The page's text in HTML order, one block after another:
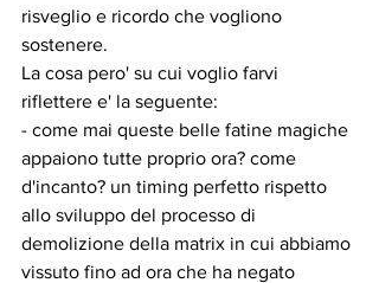
risveglio e ricordo che vogliono
sostenere.
La cosa pero' su cui voglio farvi
riflettere e' la seguente:
- come mai queste belle fatine magiche
appaiono tutte proprio ora? come
d'incanto? un timing perfetto rispetto
allo sviluppo del processo di
demolizione della matrix in cui abbiamo
vissuto fino ad ora che ha negato